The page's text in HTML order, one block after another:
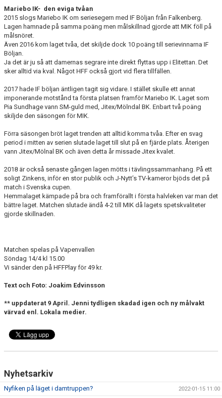
Mariebo IK- den eviga tvåan
2015 slogs Mariebo IK om seriesegern med IF Böljan från Falkenberg.
Lagen hamnade på samma poäng men målskillnad gjorde att MIK föll på
målsnöret.
Även 2016 kom laget tvåa, det skiljde dock 10 poäng till serievinnarna IF
Böljan.
Ja det är ju så att damernas segrare inte direkt flyttas upp i Elitettan. Det
sker alltid via kval. Något HFF också gjort vid flera tillfällen.
2017 hade IF böljan äntligen tagit sig vidare. I stället skulle ett annat
imponerande motstånd ta första platsen framför Mariebo IK. Laget som
Pia Sundhage vann SM-guld med, Jitex/Mölndal BK. Enbart två poäng
skiljde den säsongen för MIK.
Förra säsongen bröt laget trenden att alltid komma tvåa. Efter en svag
period i mitten av serien slutade laget till slut på en fjärde plats. Återigen
vann Jitex/Mölnal BK och även detta år missade Jitex kvalet.
2018 är också senaste gången lagen mötts i tävlingssammanhang. På ett
soligt Zinkens, inför en stor publik och J-Nytt’s TV-kameror bjöds det på
match i Svenska cupen.
Hemmalaget kämpade på bra och framförallt i första halvleken var man det
bättre laget. Matchen slutade ändå 4-2 till MIK då lagets spetskvaliteter
gjorde skillnaden.
Matchen spelas på Vapenvallen
Söndag 14/4 kl 15.00
Vi sänder den på HFFPlay för 49 kr.
Text och Foto: Joakim Edvinsson
** uppdaterat 9 April. Jenni tydligen skadad igen och ny målvakt
värvad enl. Lokala medier.
Nyhetsarkiv
Nyfiken på läget i damtruppen? 2022-01-15 11:00